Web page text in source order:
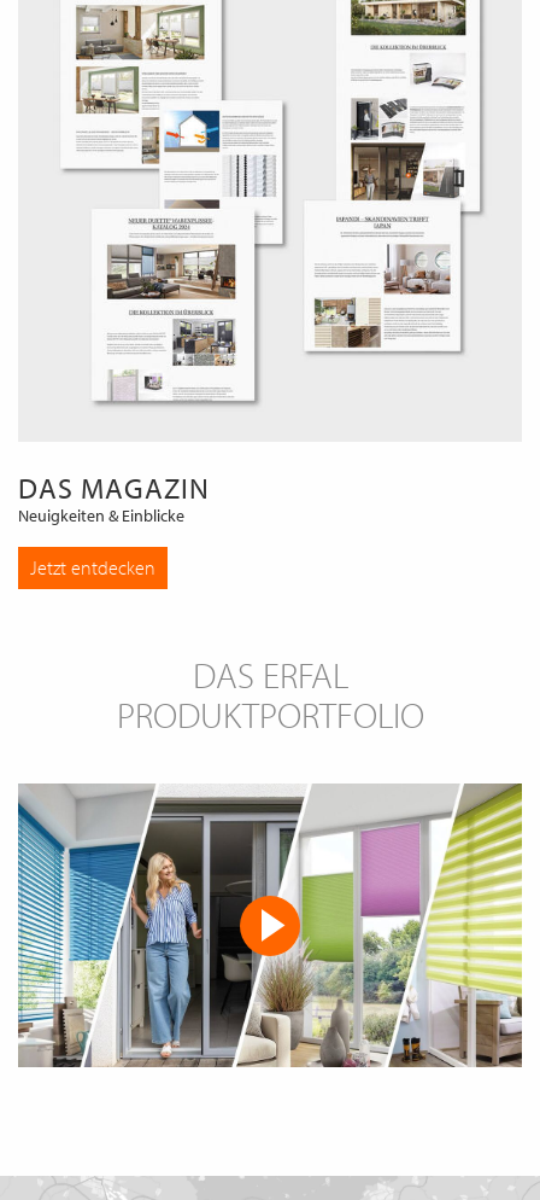
DAS MAGAZIN
Neuigkeiten & Einblicke
Jetzt entdecken
DAS ERFAL
PRODUKTPORTFOLIO